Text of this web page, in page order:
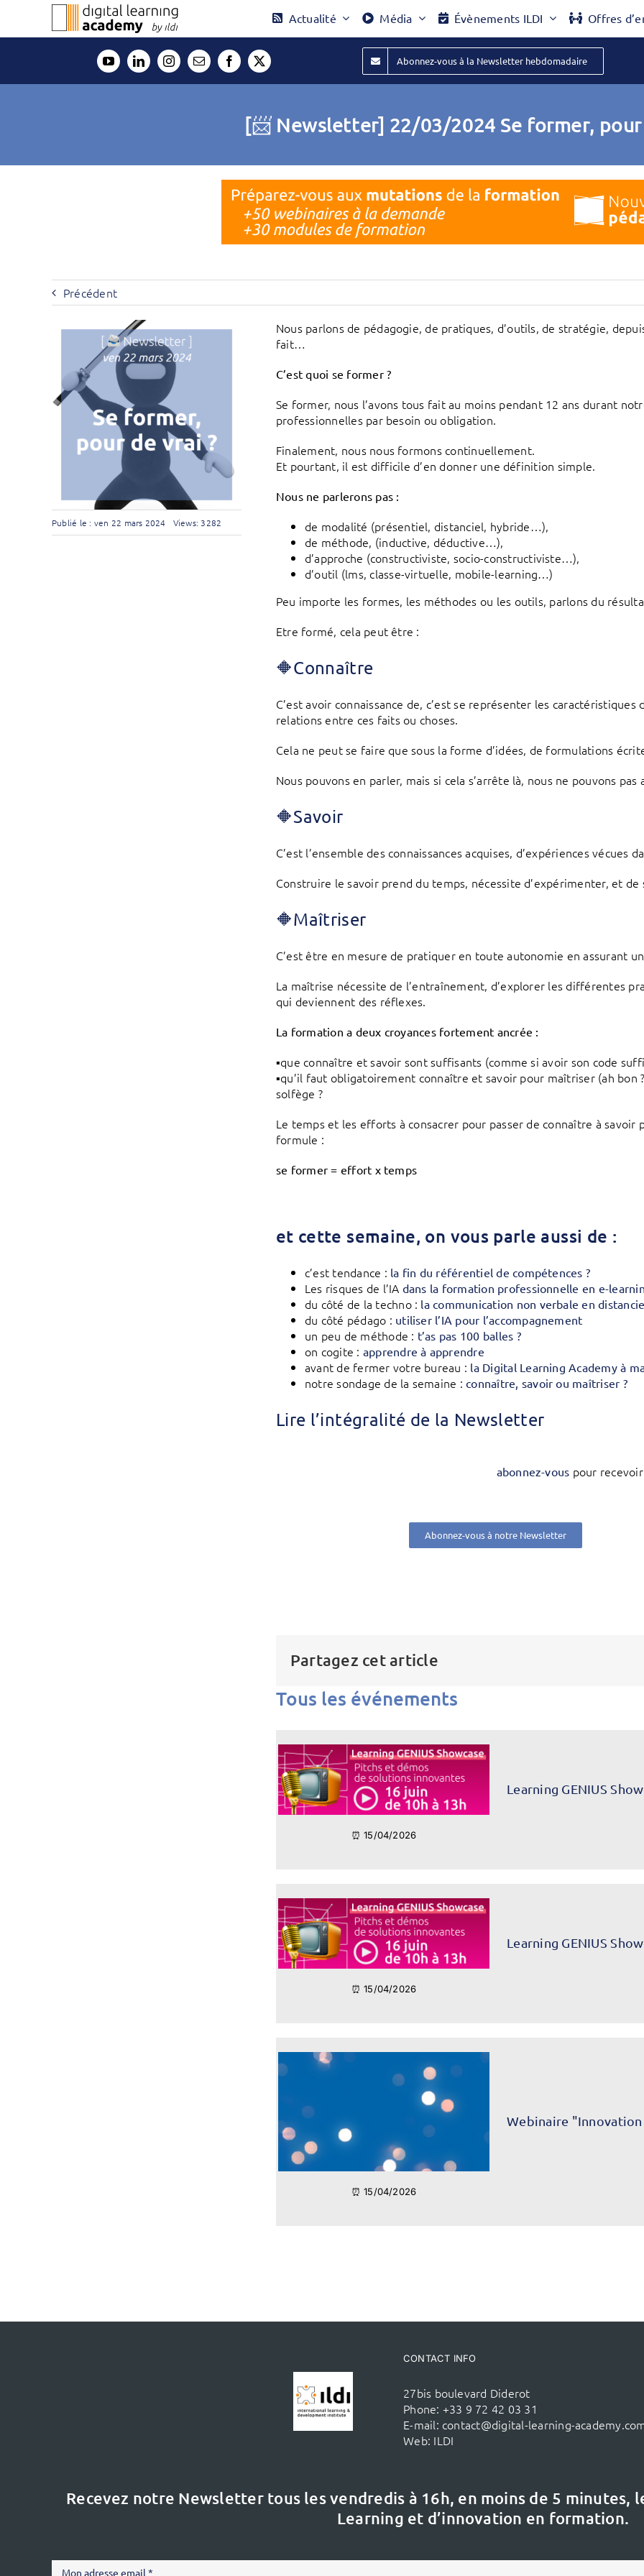
contenu
Actualité Média Évènements ILDI Offres
Abonnez-vous à la Newsletter hebdomadaire
[📨 Newsletter] 22/03/2024 Se former, pour
Précédent
Publié le : ven 22 mars 2024 Views: 3282
Nous parlons de pédagogie, de pratiques, d’outils, de stratégie,
fait…
C’est quoi se former ?
Se former, nous l’avons tous fait au moins pendant 12 ans durant
professionnelles par besoin ou obligation.
Finalement, nous nous formons continuellement.
Et pourtant, il est difficile d’en donner une définition simple.
Nous ne parlerons pas :
de modalité (présentiel, distanciel, hybride…),
de méthode, (inductive, déductive…),
d’approche (constructiviste, socio-constructiviste…),
d’outil (lms, classe-virtuelle, mobile-learning…)
Peu importe les formes, les méthodes ou les outils, parlons du
Etre formé, cela peut être :
🔶Connaître
C’est avoir connaissance de, c’est se représenter les
relations entre ces faits ou choses.
Cela ne peut se faire que sous la forme d’idées, de formulations
Nous pouvons en parler, mais si cela s’arrête là, nous ne pouvons pas
🔶Savoir
C’est l’ensemble des connaissances acquises, d’expériences vécues
Construire le savoir prend du temps, nécessite d’expérimenter, et de
🔶Maîtriser
C’est être en mesure de pratiquer en toute autonomie en assurant
La maîtrise nécessite de l’entraînement, d’explorer les différentes
qui deviennent des réflexes.
La formation a deux croyances fortement ancrée :
▪️que connaître et savoir sont suffisants (comme si avoir son code
▪️qu’il faut obligatoirement connaître et savoir pour maîtriser (ah bon
solfège ?
Le temps et les efforts à consacrer pour passer de connaître à
formule :
se former = effort x temps
et cette semaine, on vous parle aussi de :
c’est tendance : la fin du référentiel de compétences ?
Les risques de l’IA dans la formation professionnelle en e-
du côté de la techno : la communication non verbale en
du côté pédago : utiliser l’IA pour l’accompagnement
un peu de méthode : t’as pas 100 balles ?
on cogite : apprendre à apprendre
avant de fermer votre bureau : la Digital Learning Academy à
notre sondage de la semaine :connaître, savoir ou maîtriser ?
Lire l’intégralité de la Newsletter
abonnez-vous pour
Abonnez-vous à notre Newsletter
Partagez cet article
Tous les événements
⏰ 15/04/2026
Learning GENIUS
⏰ 15/04/2026
Learning GENIUS
⏰ 15/04/2026
Webinaire
CONTACT INFO
27bis boulevard Diderot
Phone: +33 9 72 42 03 31
E-mail: contact@digital-learning-
Web: ILDI
Recevez notre Newsletter tous les vendredis à 16h, en moins de 5 minutes,
Learning et d’innovation en formation.